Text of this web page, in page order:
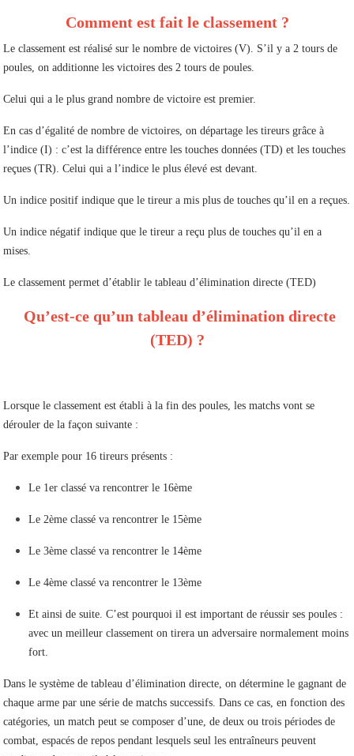
Comment est fait le classement ?
Le classement est réalisé sur le nombre de victoires (V). S’il y a 2 tours de
poules, on additionne les victoires des 2 tours de poules.
Celui qui a le plus grand nombre de victoire est premier.
En cas d’égalité de nombre de victoires, on départage les tireurs grâce à
l’indice (I) : c’est la différence entre les touches données (TD) et les touches
reçues (TR). Celui qui a l’indice le plus élevé est devant.
Un indice positif indique que le tireur a mis plus de touches qu’il en a reçues.
Un indice négatif indique que le tireur a reçu plus de touches qu’il en a
mises.
Le classement permet d’établir le tableau d’élimination directe (TED)
Qu’est-ce qu’un tableau d’élimination directe
(TED) ?
Lorsque le classement est établi à la fin des poules, les matchs vont se
dérouler de la façon suivante :
Par exemple pour 16 tireurs présents :
Le 1er classé va rencontrer le 16ème
Le 2ème classé va rencontrer le 15ème
Le 3ème classé va rencontrer le 14ème
Le 4ème classé va rencontrer le 13ème
Et ainsi de suite. C’est pourquoi il est important de réussir ses poules :
avec un meilleur classement on tirera un adversaire normalement moins
fort.
Dans le système de tableau d’élimination directe, on détermine le gagnant de
chaque arme par une série de matchs successifs. Dans ce cas, en fonction des
catégories, un match peut se composer d’une, de deux ou trois périodes de
combat, espacés de repos pendant lesquels seul les entraîneurs peuvent